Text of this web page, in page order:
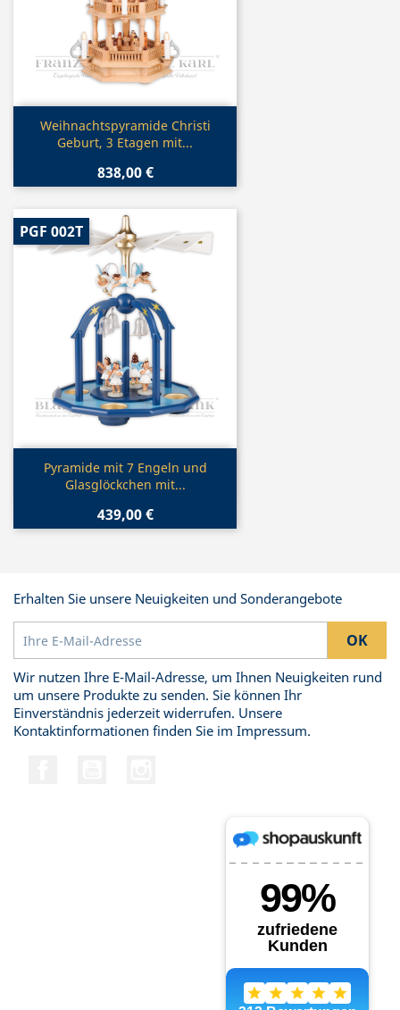
Vorschau
Weihnachtspyramide Christi
Geburt, 3 Etagen mit...
838,00 €
 Vorschau
Pyramide mit 7 Engeln und
Glasglöckchen mit...
439,00 €
PGF 002T
Erhalten Sie unsere Neuigkeiten und Sonderangebote
Wir nutzen Ihre E-Mail-Adresse, um Ihnen Neuigkeiten rund
um unsere Produkte zu senden. Sie können Ihr
Einverständnis jederzeit widerrufen. Unsere
Kontaktinformationen finden Sie im Impressum.